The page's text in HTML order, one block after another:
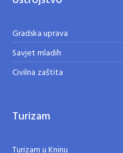
Gradska uprava
Savjet mladih
Civilna zaštita
Turizam
Turizam u Kninu